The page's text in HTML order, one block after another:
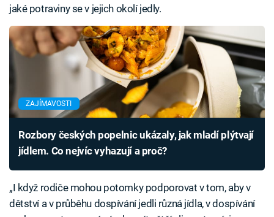
jaké potraviny se v jejich okolí jedly.
ZAJÍMAVOSTI
Rozbory českých popelnic ukázaly, jak mladí plýtvají
jídlem. Co nejvíc vyhazují a proč?
„I když rodiče mohou potomky podporovat v tom, aby v
dětství a v průběhu dospívání jedli různá jídla, v dospívání